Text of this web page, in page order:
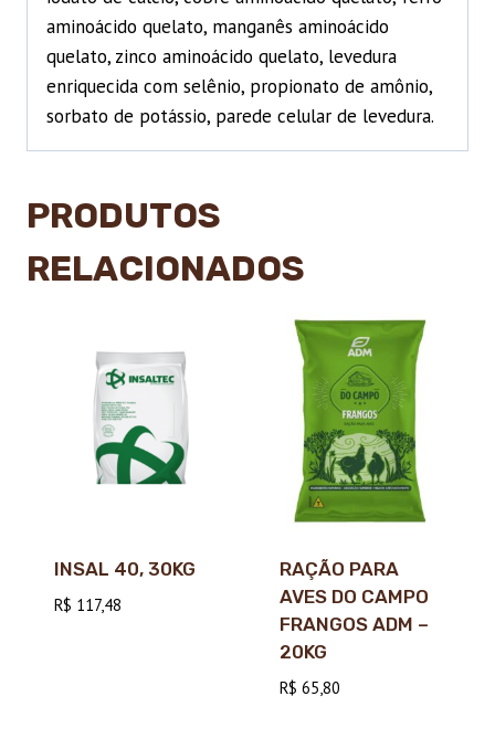
aminoácido quelato, manganês aminoácido
quelato, zinco aminoácido quelato, levedura
enriquecida com selênio, propionato de amônio,
sorbato de potássio, parede celular de levedura.
PRODUTOS
RELACIONADOS
INSAL 40, 30KG
R$ 117,48
RAÇÃO PARA
AVES DO CAMPO
FRANGOS ADM –
20KG
R$ 65,80